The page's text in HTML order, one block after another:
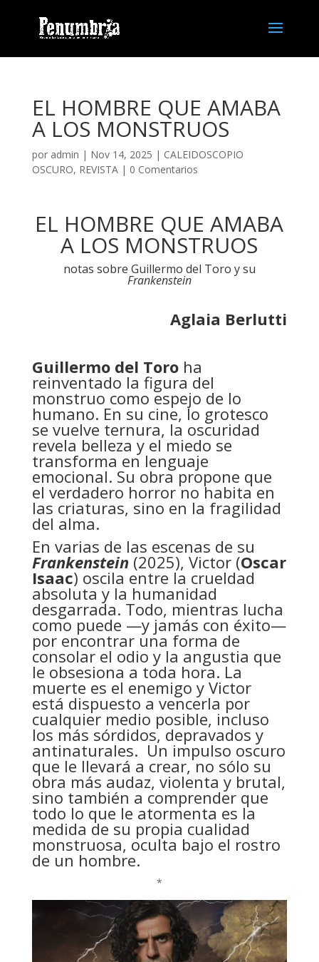
EL HOMBRE QUE AMABA
A LOS MONSTRUOS
por admin | Nov 14, 2025 | CALEIDOSCOPIO
OSCURO, REVISTA| 0 Comentarios
EL HOMBRE QUE AMABA
A LOS MONSTRUOS
notas sobre Guillermo del Toro y su
Frankenstein
Aglaia Berlutti
Guillermo del Toroha
reinventado la figura del
monstruo como espejo de lo
humano. En su cine, lo grotesco
se vuelve ternura, la oscuridad
revela belleza y el miedo se
transforma en lenguaje
emocional. Su obra propone que
el verdadero horror no habita en
las criaturas, sino en la fragilidad
del alma.
En varias de las escenas de su
Frankenstein(2025), Victor (Oscar
Isaac) oscila entre la crueldad
absoluta y la humanidad
desgarrada. Todo, mientras lucha
como puede —y jamás con éxito—
por encontrar una forma de
consolar el odio y la angustia que
le obsesiona a toda hora. La
muerte es el enemigo y Victor
está dispuesto a vencerla por
cualquier medio posible, incluso
los más sórdidos, depravados y
antinaturales. Un impulso oscuro
que le llevará a crear, no sólo su
obra más audaz, violenta y brutal,
sino también a comprender que
todo lo que le atormenta es la
medida de su propia cualidad
monstruosa, oculta bajo el rostro
de un hombre.
*